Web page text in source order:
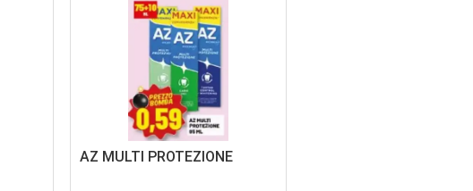
AZ MULTI PROTEZIONE